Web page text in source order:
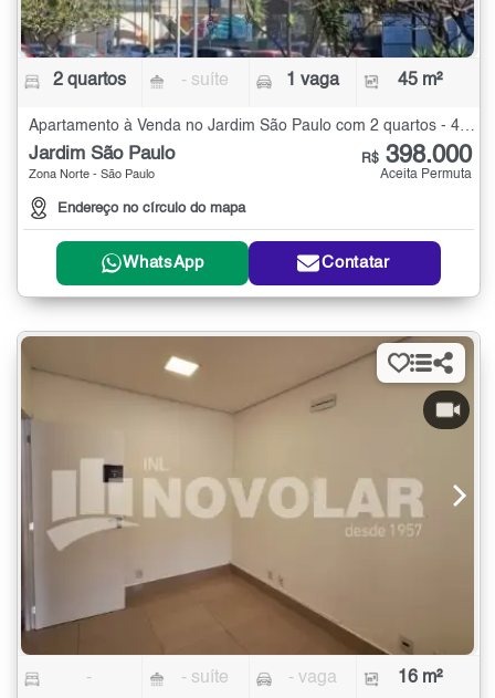
2 quartos - suíte 1 vaga 45 m²
Apartamento à Venda no Jardim São Paulo com 2 quartos - 45 m²
Jardim São Paulo
Zona Norte - São Paulo
Endereço no círculo do mapa
R$ 398.000
Aceita Permuta
WhatsApp Contatar
- - suíte - vaga 16 m²